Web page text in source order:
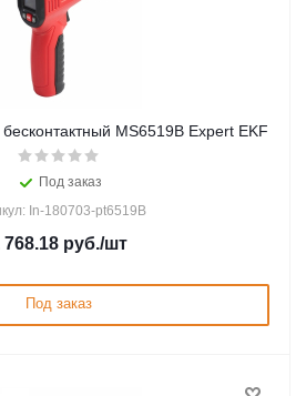
MS6519B Expert EKF
Под заказ
In-180703-pt6519B
768.18 руб./шт
Под заказ